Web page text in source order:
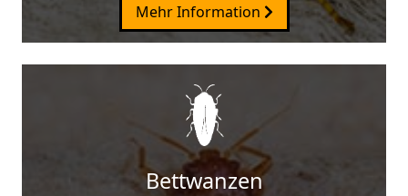
Mehr Information
Bettwanzen